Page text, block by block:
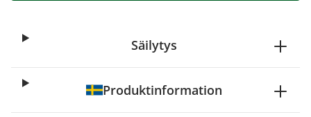
Säilytys
Produktinformation